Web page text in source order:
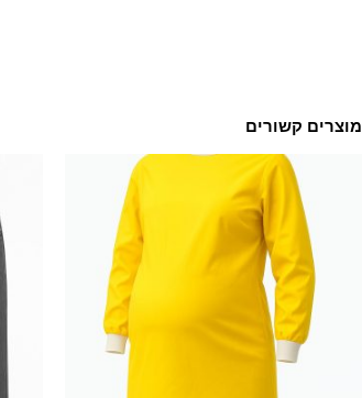
מוצרים קשורים